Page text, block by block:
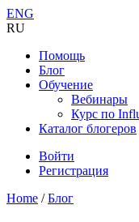
ENG
RU
Помощь
Блог
Обучение
Вебинары
Курс по
Каталог блогеров
Войти
Регистрация
Home /Блог